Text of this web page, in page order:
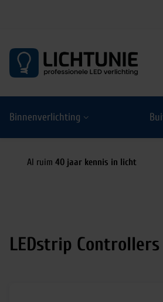
Binnenverlichting
Al ruim 40 jaar kennis in licht
LEDstrip Controllers